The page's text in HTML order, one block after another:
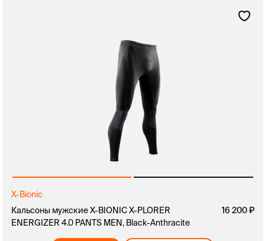
X-Bionic
Кальсоны мужские X-BIONIC X-PLORER
ENERGIZER 4.0 PANTS MEN, Black-Anthracite
16 200